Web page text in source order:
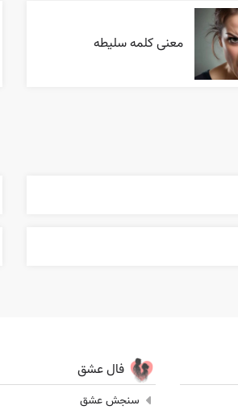
معنی کلمه سلیطه
فال عشق
سنجش عشق